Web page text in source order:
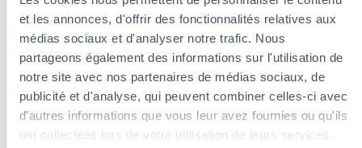
et les annonces, d'offrir des fonctionnalités relatives aux
médias sociaux et d'analyser notre trafic. Nous
partageons également des informations sur l'utilisation de
notre site avec nos partenaires de médias sociaux, de
publicité et d'analyse, qui peuvent combiner celles-ci avec
d'autres informations que vous leur avez fournies ou qu'ils
ont collectées lors de votre utilisation de leurs services.
reibungslos und effizient.
Wie funktioniert das?